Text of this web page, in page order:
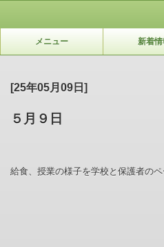
メニュー 新着情
[25年05月09日]
５月９日
給食、授業の様子を学校と保護者のペ